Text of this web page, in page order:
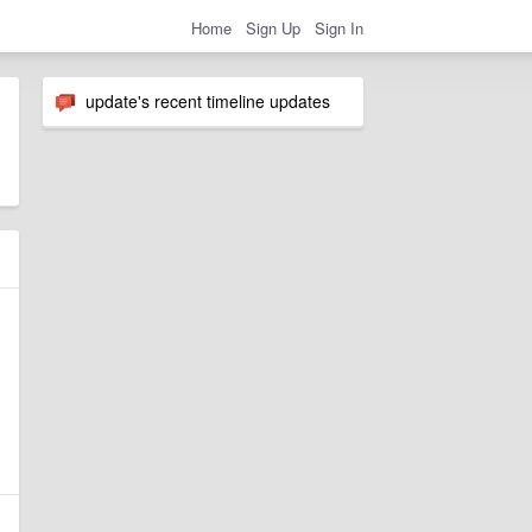
Home Sign Up Sign In
update's recent timeline updates